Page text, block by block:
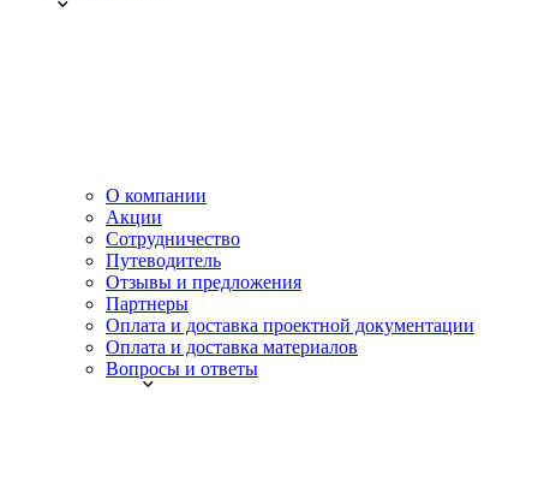
О компании
Акции
Сотрудничество
Путеводитель
Отзывы и предложения
Партнеры
Оплата и доставка проектной документации
Оплата и доставка материалов
Вопросы и ответы